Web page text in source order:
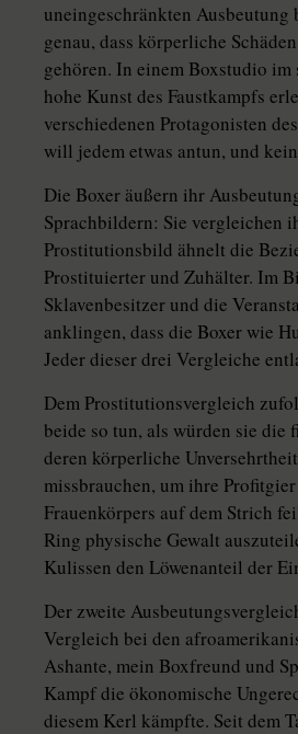
uneingeschränkten Ausbeutung
genau, dass körperliche
gehören. In einem Boxstudio
hohe Kunst des Faustkampfs
verschiedenen Protagonisten
will jedem etwas antun, und
Die Boxer äußern ihr
Sprachbildern: Sie vergleichen
Prostitutionsbild ähnelt die
Prostituierter und Zuhälter. Im
Sklavenbesitzer und die
anklingen, dass die Boxer wie
Jeder dieser drei Vergleiche
Dem Prostitutionsvergleich
beide so tun, als würden sie die
deren körperliche
missbrauchen, um ihre
Frauenkörpers auf dem Strich
Ring physische Gewalt
Kulissen den Löwenanteil der
Der zweite
Vergleich bei den
Ashante, mein Boxfreund und
Kampf die ökonomische
diesem Kerl kämpfte. Seit dem